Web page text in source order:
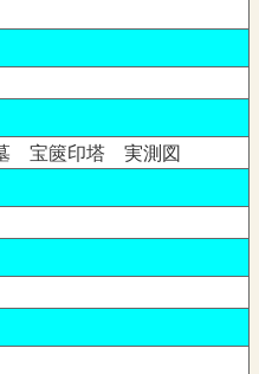
宝篋印塔 実測図